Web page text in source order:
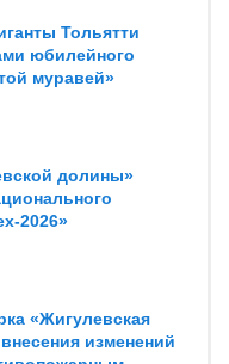
Тольятти
юбилейного
муравей»
долины»
2026»
«Жигулевская
изменений